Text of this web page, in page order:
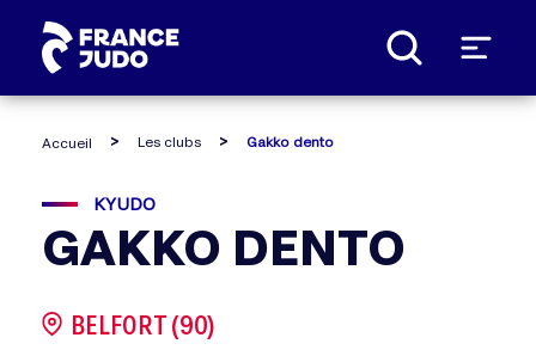
Accueil Les clubs Gakko dento
KYUDO
GAKKO DENTO
BELFORT (90)